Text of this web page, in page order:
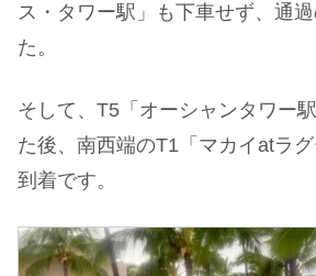
ス・タワー駅」も下車せず、通
た。
そして、T5「オーシャンタワー
た後、南西端のT1「マカイatラ
到着です。